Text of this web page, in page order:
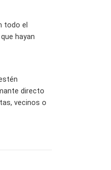
todo el
hayan
directo
vecinos o